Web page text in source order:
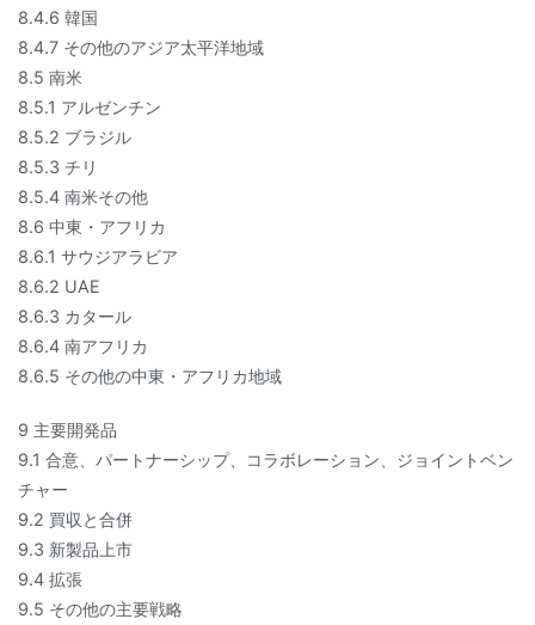
8.4.6 韓国
8.4.7 その他のアジア太平洋地域
8.5 南米
8.5.1 アルゼンチン
8.5.2 ブラジル
8.5.3 チリ
8.5.4 南米その他
8.6 中東・アフリカ
8.6.1 サウジアラビア
8.6.2 UAE
8.6.3 カタール
8.6.4 南アフリカ
8.6.5 その他の中東・アフリカ地域
9 主要開発品
9.1 合意、パートナーシップ、コラボレーション、ジョイントベン
チャー
9.2 買収と合併
9.3 新製品上市
9.4 拡張
9.5 その他の主要戦略